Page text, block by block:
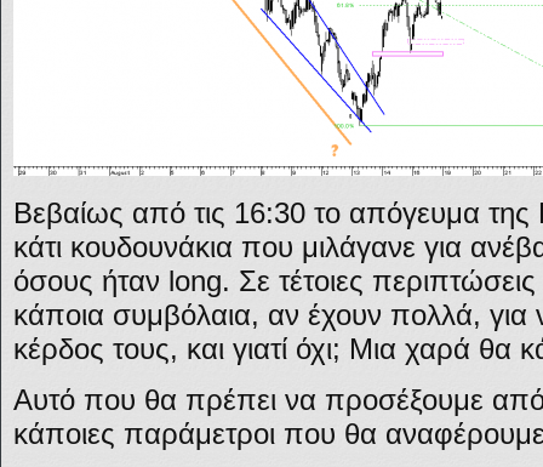
Βεβαίως από τις 16:30 το απόγευμα
κάτι κουδουνάκια που μιλάγανε για
όσους ήταν long. Σε τέτοιες περιπτώσεις
κάποια συμβόλαια, αν έχουν πολλά, για
κέρδος τους, και γιατί όχι; Μια χαρά θα
Αυτό που θα πρέπει να προσέξουμε από
κάποιες παράμετροι που θα